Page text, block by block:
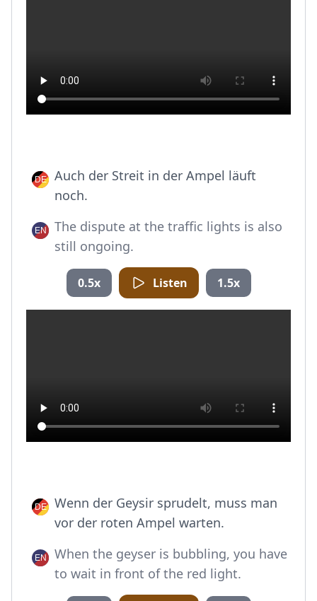
Auch der Streit in der Ampel läuft
noch.
The dispute at the traffic lights is also
still ongoing.
0.5x Listen 1.5x
Wenn der Geysir sprudelt, muss man
vor der roten Ampel warten.
When the geyser is bubbling, you have
to wait in front of the red light.